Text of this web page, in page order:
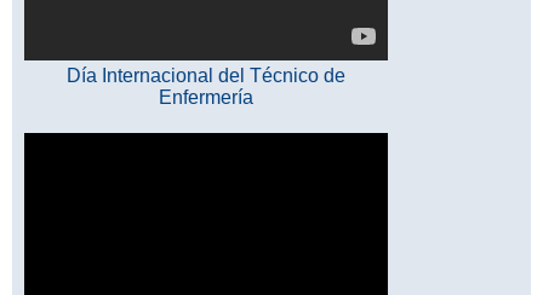
Día Internacional del Técnico de
Enfermería